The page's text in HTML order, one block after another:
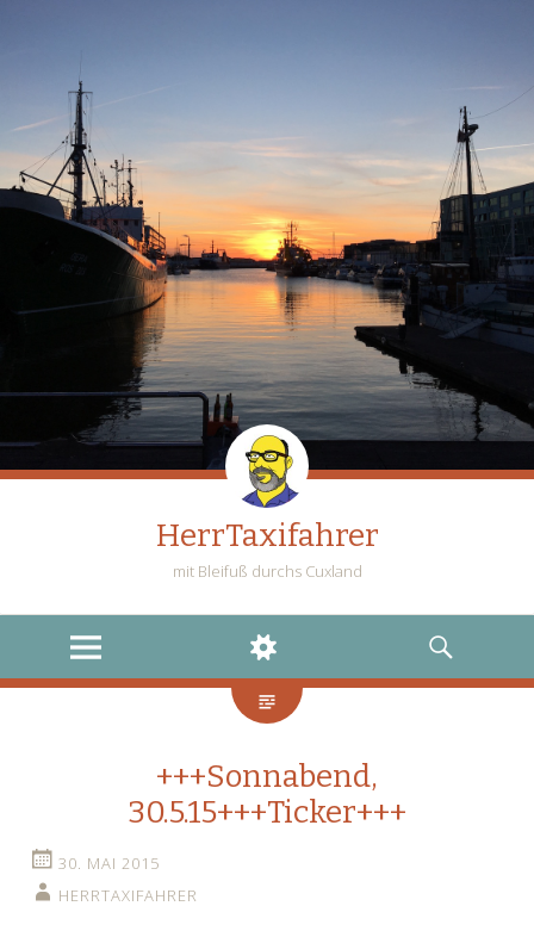
HerrTaxifahrer
mit Bleifuß durchs Cuxland
MENU
WIDGETS
SEARCH
+++Sonnabend,
30.5.15+++Ticker+++
30. MAI 2015
HERRTAXIFAHRER